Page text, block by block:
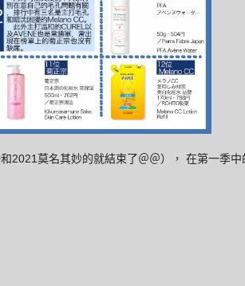
2021莫名其妙的就結束了＠＠）， 在第一季